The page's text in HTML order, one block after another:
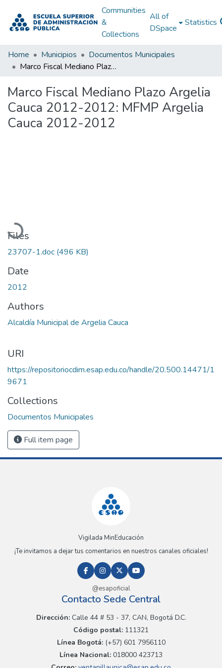
Communities
&
Collections
All of
DSpace
Statistics
Home Municipios
Documentos Municipales
Marco Fiscal Mediano Plazo Argelia Cauca 2012-2012: MFMP Argelia Cauca 2012-2012
Marco Fiscal Mediano Plazo Argelia
Cauca 2012-2012: MFMP Argelia
Cauca 2012-2012
Loading...
Files
23707-1.doc (496 KB)
Date
2012
Authors
Alcaldía Municipal de Argelia Cauca
URI
https://repositoriocdim.esap.edu.co/handle/20.500.14471/1
9671
Collections
Documentos Municipales
Full item page
Vigilada MinEducación
¡Te invitamos a dejar tus comentarios en nuestros canales oficiales!
@esapoficial
Contacto Sede Central
Dirección:Calle 44 # 53 - 37, CAN, Bogotá D.C.
Código postal: 111321
Línea Bogotá:(+57) 601 7956110
Línea Nacional: 018000 423713